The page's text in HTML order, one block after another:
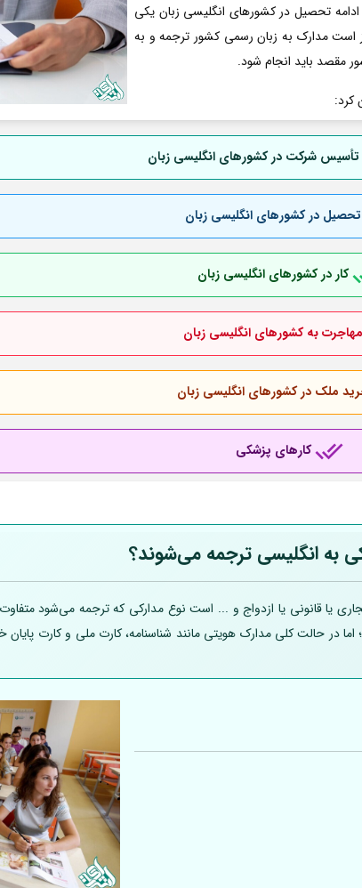
تحصیل در کشورهای انگلیسی زبان یکی
است مدارک به زبان رسمی کشور ترجمه و به
مقصد باید انجام شود.
کرد:
تأسیس شرکت در کشورهای انگلیسی زبان
تحصیل در کشورهای انگلیسی زبان
کار در کشورهای انگلیسی زبان
مهاجرت به کشورهای انگلیسی زبان
ملک در کشورهای انگلیسی زبان
کارهای پزشکی
به انگلیسی ترجمه می‌شوند؟
قانونی یا ازدواج و ... است نوع مدارکی که ترجمه می‌شود متفاوت
اما در حالت کلی مدارک هویتی مانند شناسنامه، کارت ملی و کارت